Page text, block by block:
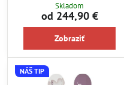
Skladom
od 244,90 €
Zobraziť
NÁŠ TIP